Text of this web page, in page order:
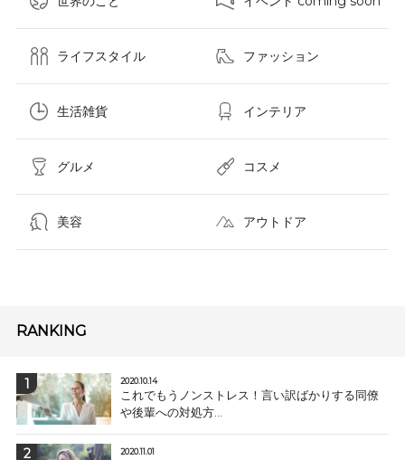
ライフスタイル ファッション
生活雑貨 インテリア
グルメ コスメ​
美容 アウトドア
RANKING
2020.10.14
これでもうノンストレス！言い訳ばかりする同僚
や後輩への対処方...
2020.11.01